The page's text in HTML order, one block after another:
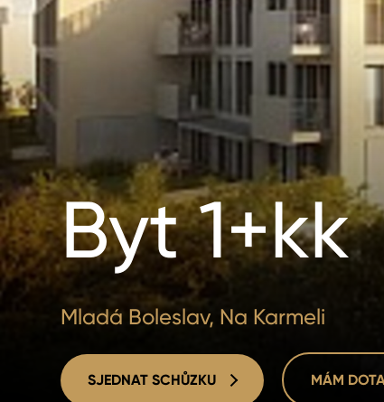
Byt 1+kk
Mladá Boleslav, Na Karmeli
SJEDNAT SCHŮZKU MÁM